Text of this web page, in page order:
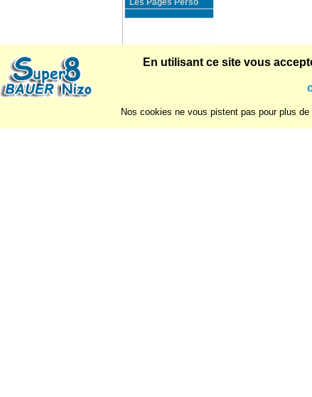
Les Pages Perso
En utilisant ce site vous
Nos cookies ne vous pistent pas pour plus